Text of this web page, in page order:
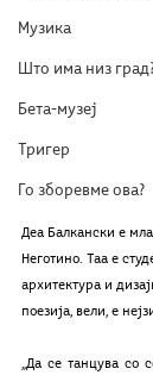
Музика
Што има низ
Бета-музеј
Тригер
Го зборевме ова?
Деа Балкански е
Неготино. Таа е
архитектура и
поезија, вели, е
„Да се танцува со